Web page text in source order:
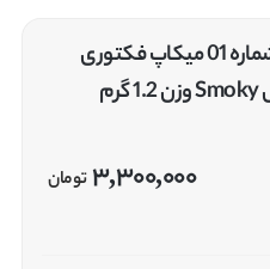
مداد چشم بادوام و ضدآب شماره 01 میکاپ فکتوری
3,300,000 تومان